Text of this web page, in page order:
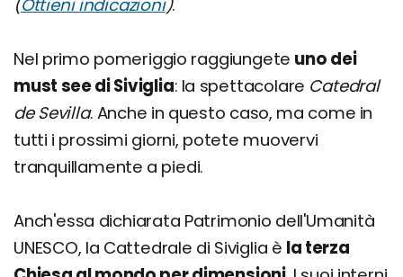
(Ottieni indicazioni).
Nel primo pomeriggio raggiungete uno dei
must see di Siviglia: la spettacolare Catedral
de Sevilla. Anche in questo caso, ma come in
tutti i prossimi giorni, potete muovervi
tranquillamente a piedi.
Anch'essa dichiarata Patrimonio dell'Umanità
UNESCO, la Cattedrale di Siviglia è la terza